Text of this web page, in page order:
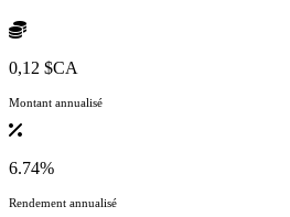
0,12 $CA
Montant annualisé
6.74%
Rendement annualisé